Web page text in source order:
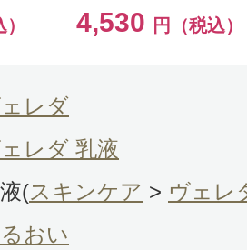
4,530 円（税込）
レダ
レダ 乳液
(スキンケア > ヴェレ
おい